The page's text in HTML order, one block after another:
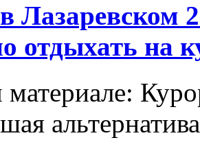
Лазаревском
отдыхать на
материале: